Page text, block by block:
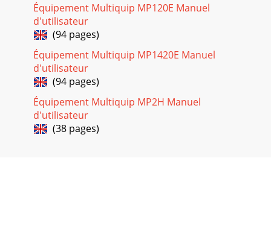
Équipement Multiquip MP120E Manuel
d'utilisateur
(94 pages)
Équipement Multiquip MP1420E Manuel
d'utilisateur
(94 pages)
Équipement Multiquip MP2H Manuel
d'utilisateur
(38 pages)